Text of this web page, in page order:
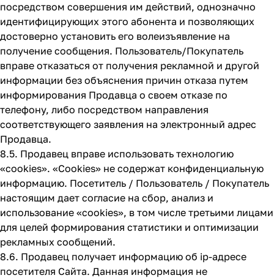
посредством совершения им действий, однозначно
идентифицирующих этого абонента и позволяющих
достоверно установить его волеизъявление на
получение сообщения. Пользователь/Покупатель
вправе отказаться от получения рекламной и другой
информации без объяснения причин отказа путем
информирования Продавца о своем отказе по
телефону, либо посредством направления
соответствующего заявления на электронный адрес
Продавца.
8.5. Продавец вправе использовать технологию
«cookies». «Cookies» не содержат конфиденциальную
информацию. Посетитель / Пользователь / Покупатель
настоящим дает согласие на сбор, анализ и
использование «cookies», в том числе третьими лицами
для целей формирования статистики и оптимизации
рекламных сообщений.
8.6. Продавец получает информацию об ip-адресе
посетителя Сайта. Данная информация не